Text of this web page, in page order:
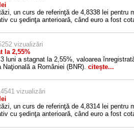
un curs de referinţă de 4,8338 lei pentru
cu şedinţa anterioară, când euro a fost
vizualizări
la 2,55%
luni a stagnat la 2,55%, valoarea
a României (BNR). citeşte...
vizualizări
un curs de referinţă de 4,8314 lei pentru
cu şedinţa anterioară, când euro a fost